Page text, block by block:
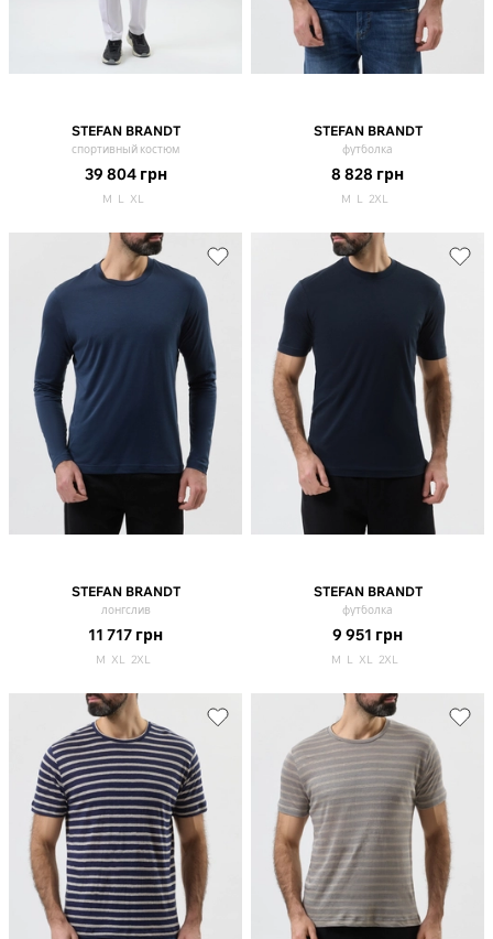
STEFAN BRANDT
спортивный костюм
39 804 грн
M L XL
STEFAN BRANDT
футболка
8 828 грн
M L 2XL
STEFAN BRANDT
лонгслив
11 717 грн
M XL 2XL
STEFAN BRANDT
футболка
9 951 грн
M L XL 2XL